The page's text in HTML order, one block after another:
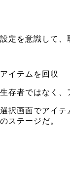
設定を意識して、
アイテムを回収
生存者ではなく、
選択画面でアイテ
のステージだ。